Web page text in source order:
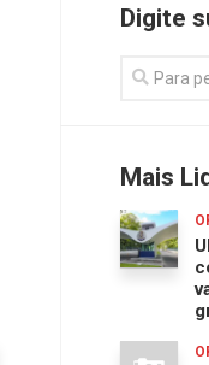
Digite
Mais